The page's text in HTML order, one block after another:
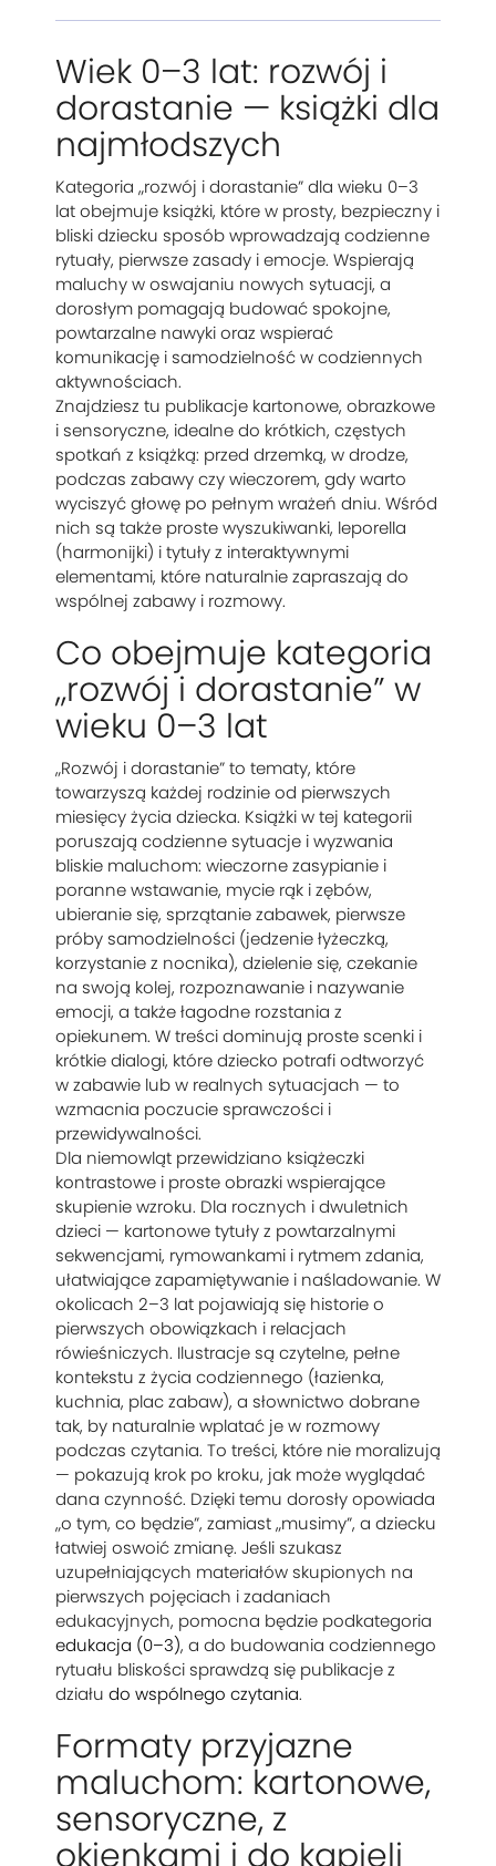
Wiek 0–3 lat: rozwój i
dorastanie — książki dla
najmłodszych
Kategoria „rozwój i dorastanie” dla wieku 0–3
lat obejmuje książki, które w prosty, bezpieczny i
bliski dziecku sposób wprowadzają codzienne
rytuały, pierwsze zasady i emocje. Wspierają
maluchy w oswajaniu nowych sytuacji, a
dorosłym pomagają budować spokojne,
powtarzalne nawyki oraz wspierać
komunikację i samodzielność w codziennych
aktywnościach.
Znajdziesz tu publikacje kartonowe, obrazkowe
i sensoryczne, idealne do krótkich, częstych
spotkań z książką: przed drzemką, w drodze,
podczas zabawy czy wieczorem, gdy warto
wyciszyć głowę po pełnym wrażeń dniu. Wśród
nich są także proste wyszukiwanki, leporella
(harmonijki) i tytuły z interaktywnymi
elementami, które naturalnie zapraszają do
wspólnej zabawy i rozmowy.
Co obejmuje kategoria
„rozwój i dorastanie” w
wieku 0–3 lat
„Rozwój i dorastanie” to tematy, które
towarzyszą każdej rodzinie od pierwszych
miesięcy życia dziecka. Książki w tej kategorii
poruszają codzienne sytuacje i wyzwania
bliskie maluchom: wieczorne zasypianie i
poranne wstawanie, mycie rąk i zębów,
ubieranie się, sprzątanie zabawek, pierwsze
próby samodzielności (jedzenie łyżeczką,
korzystanie z nocnika), dzielenie się, czekanie
na swoją kolej, rozpoznawanie i nazywanie
emocji, a także łagodne rozstania z
opiekunem. W treści dominują proste scenki i
krótkie dialogi, które dziecko potrafi odtworzyć
w zabawie lub w realnych sytuacjach — to
wzmacnia poczucie sprawczości i
przewidywalności.
Dla niemowląt przewidziano książeczki
kontrastowe i proste obrazki wspierające
skupienie wzroku. Dla rocznych i dwuletnich
dzieci — kartonowe tytuły z powtarzalnymi
sekwencjami, rymowankami i rytmem zdania,
ułatwiające zapamiętywanie i naśladowanie. W
okolicach 2–3 lat pojawiają się historie o
pierwszych obowiązkach i relacjach
rówieśniczych. Ilustracje są czytelne, pełne
kontekstu z życia codziennego (łazienka,
kuchnia, plac zabaw), a słownictwo dobrane
tak, by naturalnie wplatać je w rozmowy
podczas czytania. To treści, które nie moralizują
— pokazują krok po kroku, jak może wyglądać
dana czynność. Dzięki temu dorosły opowiada
„o tym, co będzie”, zamiast „musimy”, a dziecku
łatwiej oswoić zmianę. Jeśli szukasz
uzupełniających materiałów skupionych na
pierwszych pojęciach i zadaniach
edukacyjnych, pomocna będzie podkategoria
edukacja (0–3), a do budowania codziennego
rytuału bliskości sprawdzą się publikacje z
działu do wspólnego czytania.
Formaty przyjazne
maluchom: kartonowe,
sensoryczne, z
okienkami i do kąpieli